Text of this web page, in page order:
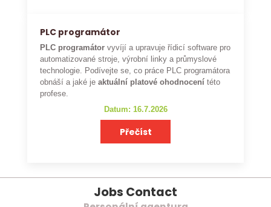
PLC programátor
PLC programátor vyvíjí a upravuje řídicí software pro
automatizované stroje, výrobní linky a průmyslové
technologie. Podívejte se, co práce PLC programátora
obnáší a jaké je aktuální platové ohodnocení této
profese.
Datum: 16.7.2026
Přečíst
Jobs Contact